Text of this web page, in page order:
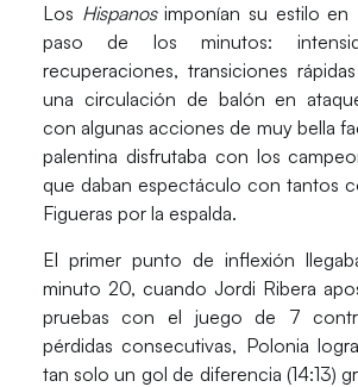
Los Hispanosimponían su estilo en
paso de los minutos:
recuperaciones, transiciones
una circulación de balón en
con algunas acciones de muy bella
palentina disfrutaba con los
que daban espectáculo con tantos
Figueras por la espalda.
El primer punto de inflexión
minuto 20, cuando Jordi Ribera
pruebas con el juego de 7
pérdidas consecutivas, Polonia
tan solo un gol de diferencia (14:13)